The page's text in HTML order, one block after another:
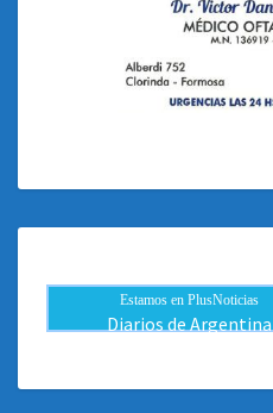
Estamos en PlusNoticias
Diarios de Argentina